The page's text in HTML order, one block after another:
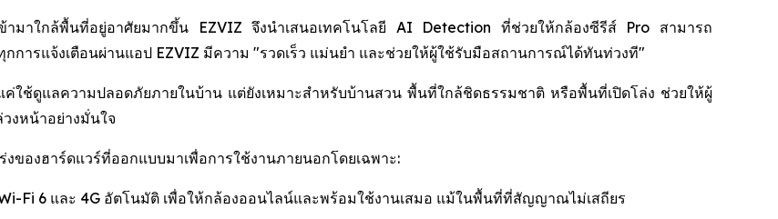
ข้ามาใกล้พื้นที่อยู่อาศัยมากขึ้น EZVIZ จึงนำเสนอเทคโนโลยี AI Detection ที่ช่วยให้กล้องซีรีส์ Pro สามารถ
การแจ้งเตือนผ่านแอป EZVIZ มีความ "รวดเร็ว แม่นยำ และช่วยให้ผู้ใช้รับมือสถานการณ์ได้ทันท่วงที"
ค่ใช้ดูแลความปลอดภัยภายในบ้าน แต่ยังเหมาะสำหรับบ้านสวน พื้นที่ใกล้ชิดธรรมชาติ หรือพื้นที่เปิดโล่ง ช่วยให้ผู้
งหน้าอย่างมั่นใจ
ของฮาร์ดแวร์ที่ออกแบบมาเพื่อการใช้งานภายนอกโดยเฉพาะ:
Fi 6 และ 4G อัตโนมัติ เพื่อให้กล้องออนไลน์และพร้อมใช้งานเสมอ แม้ในพื้นที่ที่สัญญาณไม่เสถียร